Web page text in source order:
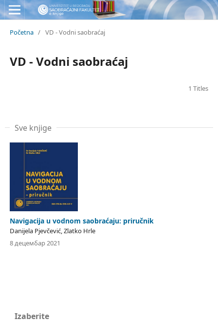
Početna / VD - Vodni saobraćaj
VD - Vodni saobraćaj
1 Titles
Sve knjige
Navigacija u vodnom saobraćaju: priručnik
Danijela Pjevčević, Zlatko Hrle
8 децембар 2021
Izaberite